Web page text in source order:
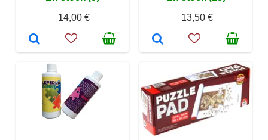
14,00 €
13,50 €